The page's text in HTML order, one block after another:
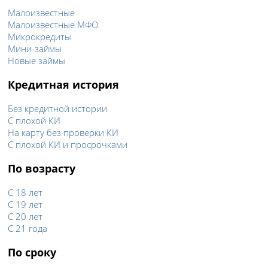
Малоизвестные
Малоизвестные МФО
Микрокредиты
Мини-займы
Новые займы
Кредитная история
Без кредитной истории
С плохой КИ
На карту без проверки КИ
С плохой КИ и просрочками
По возрасту
С 18 лет
С 19 лет
С 20 лет
С 21 года
По сроку